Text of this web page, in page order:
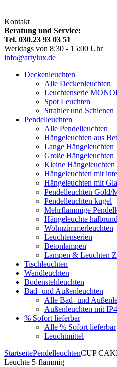
Kontakt
Beratung und Service:
Tel. 030.23 93 03 51
Werktags von 8:30 - 15:00 Uhr
info@artylux.de
Deckenleuchten
Alle Deckenleuchten
Leuchtenserie
Spot Leuchten
Strahler und Schienen
Pendelleuchten
Alle Pendelleuchten
Hängeleuchten aus
Lange Hängeleuchten
Große Hängeleuchten
Kleine Hängeleuchten
Hängeleuchten mit
Hängeleuchten mit
Pendelleuchten Gold/
Pendelleuchten kugel
Mehrflammige
Hängeleuchte halbrund
Wohnzimmerleuchten
Leuchtenserien
Betonlampen
Lampen & Leuchten
Tischleuchten
Wandleuchten
Bodenstehleuchten
Bad- und Außenleuchten
Alle Bad- und
Außenleuchten mit
% Sofort lieferbar
Alle % Sofort lieferbar
Leuchtmittel
StartseitePendelleuchtenCUP
Leuchte 5-flammig